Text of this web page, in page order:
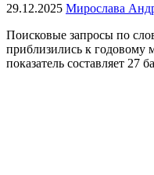
29.12.2025 Мирослава
Поисковые запросы по
приблизились к
показатель составляет 27